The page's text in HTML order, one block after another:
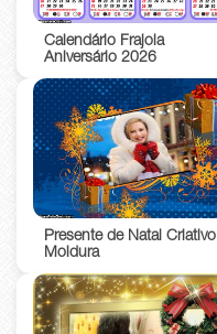
Calendário Frajola
Aniversário 2026
Presente de Natal Criativo
Moldura